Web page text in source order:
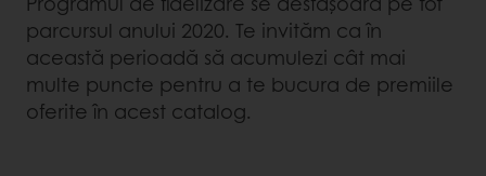
parcursul anului 2020. Te invităm ca în
această perioadă să acumulezi cât mai
multe puncte pentru a te bucura de premiile
oferite în acest catalog.